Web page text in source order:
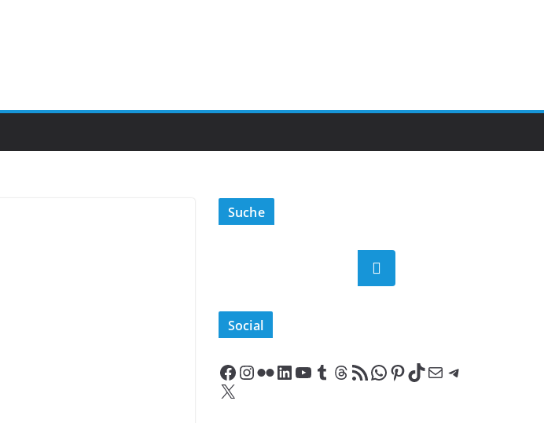
Suche
Suchen
Social
Facebook InstagramFlickr LinkedIn YouTube Tumblr Threads RSS-Feed WhatsApp Pinterest TikTok E-Mail Telegram
X